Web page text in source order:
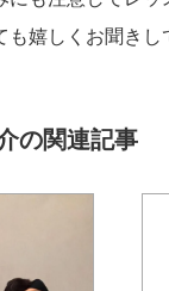
も嬉しくお聞
の関連記事